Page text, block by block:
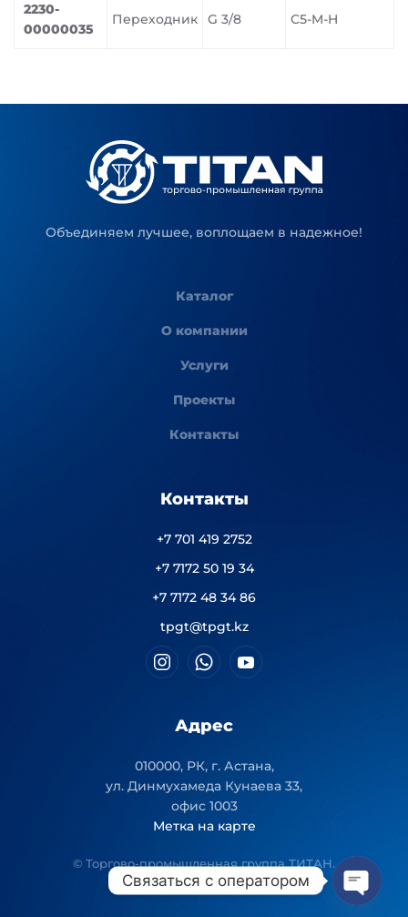
2230-
00000035
Переходник G 3/8 C5-M-H
Объединяем лучшее, воплощаем в надежное!
Каталог
О компании
Услуги
Проекты
Контакты
Контакты
+7 701 419 2752
+7 7172 50 19 34
+7 7172 48 34 86
tpgt@tpgt.kz
Адрес
010000, РК, г. Астана,
ул. Динмухамеда Кунаева 33,
офис 1003
Метка на карте
© Торгово-промышленная группа ТИТАН.
Связаться с оператором